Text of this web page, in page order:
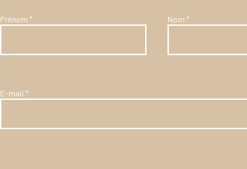
Prénom Nom
E-mail